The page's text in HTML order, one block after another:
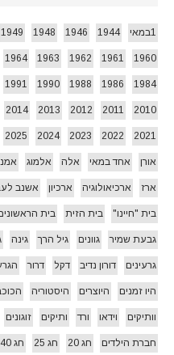
1במאי 1944
1946
1948
1949
1960
1961
1962
1963
1964
1984
1986
1988
1990
1991
2010
2011
2012
2013
2014
2021
2022
2023
2024
2025
אורן אחד במאי אלה אלמוג
ארז ארכיאולוגיה ארכיון אשנב
בית "חיינו" בית הזית בית
גבעת שמיר גוונים גיל הרך גינה
גרעינים דורון נדיב דקל דרור
היו זמנים היוצרים היסטוריה
וותיקים וידאו ורד ותיקים זוגונים
חברת הילדים חג 20 חג 25 חג 40